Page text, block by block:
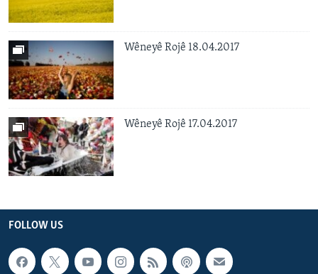
Wêneyê Rojê 18.04.2017
Wêneyê Rojê 17.04.2017
FOLLOW US